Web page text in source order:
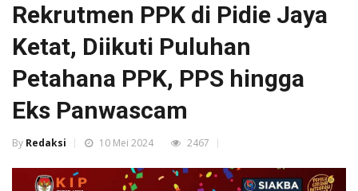
Rekrutmen PPK di Pidie Jaya
Ketat, Diikuti Puluhan
Petahana PPK, PPS hingga
Eks Panwascam
By Redaksi 10 Mei 2024 2467